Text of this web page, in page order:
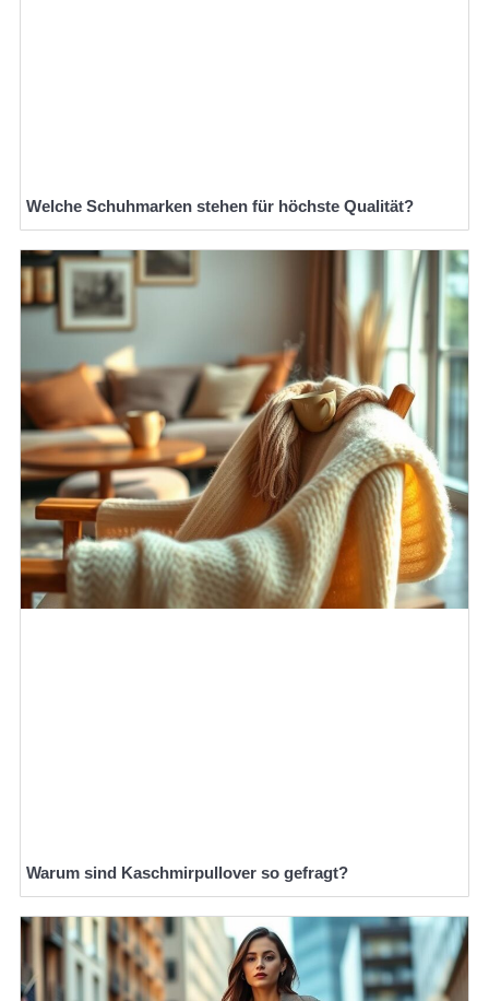
Welche Schuhmarken stehen für höchste Qualität?
Warum sind Kaschmirpullover so gefragt?